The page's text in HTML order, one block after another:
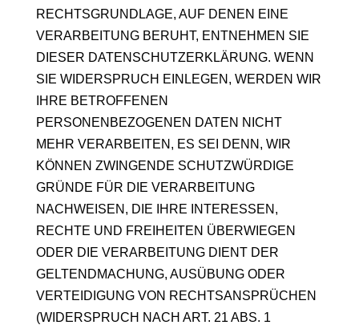
RECHTSGRUNDLAGE, AUF DENEN EINE
VERARBEITUNG BERUHT, ENTNEHMEN SIE
DIESER DATENSCHUTZERKLÄRUNG. WENN
SIE WIDERSPRUCH EINLEGEN, WERDEN WIR
IHRE BETROFFENEN
PERSONENBEZOGENEN DATEN NICHT
MEHR VERARBEITEN, ES SEI DENN, WIR
KÖNNEN ZWINGENDE SCHUTZWÜRDIGE
GRÜNDE FÜR DIE VERARBEITUNG
NACHWEISEN, DIE IHRE INTERESSEN,
RECHTE UND FREIHEITEN ÜBERWIEGEN
ODER DIE VERARBEITUNG DIENT DER
GELTENDMACHUNG, AUSÜBUNG ODER
VERTEIDIGUNG VON RECHTSANSPRÜCHEN
(WIDERSPRUCH NACH ART. 21 ABS. 1